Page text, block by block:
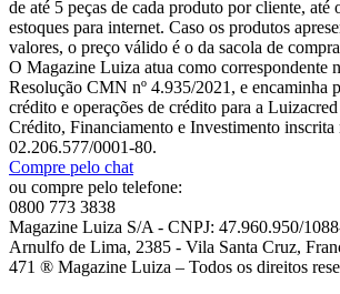
de até 5 peças de cada produto por cliente, até
estoques para internet. Caso os produtos
valores, o preço válido é o da sacola de
O Magazine Luiza atua como correspondente
Resolução CMN nº 4.935/2021, e encaminha
crédito e operações de crédito para a
Crédito, Financiamento e Investimento inscrita
02.206.577/0001-80.
Compre pelo chat
ou compre pelo telefone:
0800 773 3838
Magazine Luiza S/A - CNPJ: 47.960.950/
Arnulfo de Lima, 2385 - Vila Santa Cruz,
471 ® Magazine Luiza – Todos os direitos